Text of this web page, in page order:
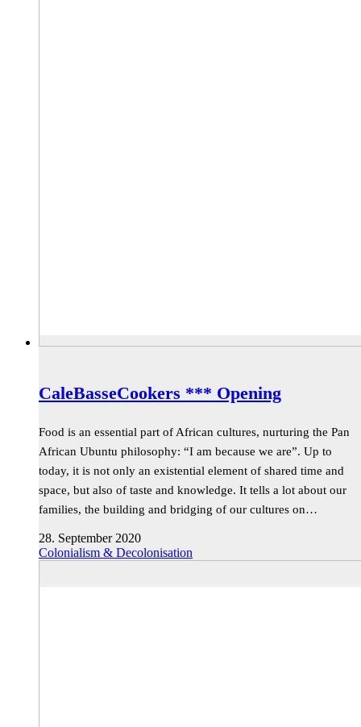
CaleBasseCookers *** Opening
Food is an essential part of African cultures, nurturing the Pan
African Ubuntu philosophy: “I am because we are”. Up to
today, it is not only an existential element of shared time and
space, but also of taste and knowledge. It tells a lot about our
families, the building and bridging of our cultures on…
28. September 2020
Colonialism & Decolonisation